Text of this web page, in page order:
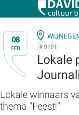
08
FEB # 9191
Lokale
Lokale winnaars
thema "Feest!"
Zoek:
Zoeken